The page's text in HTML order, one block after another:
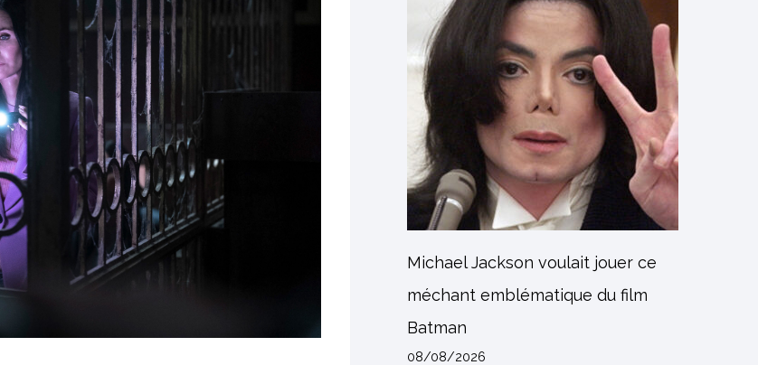
Michael Jackson voulait jouer ce
méchant emblématique du film
Batman
08/08/2026